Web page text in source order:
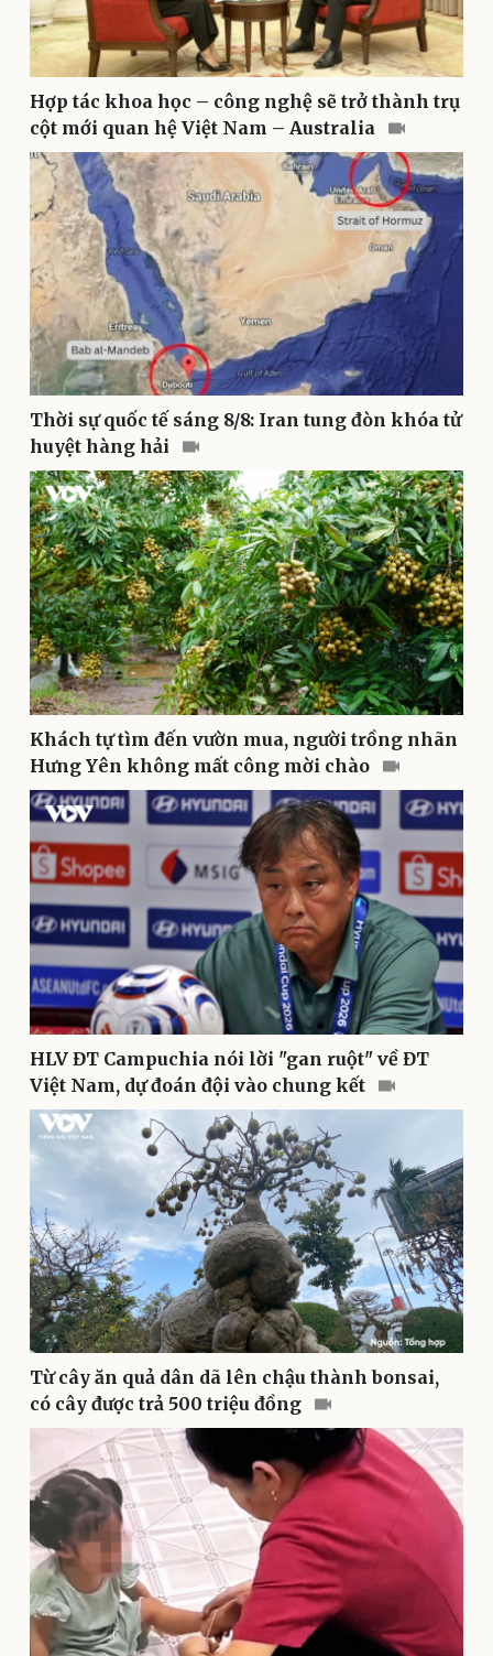
Thể thao
Bóng đá
Lịch thi đấu bóng đá
Thế giới thể thao
eSports
Hậu trường
Ô tô - Xe máy
Ô tô
Xe máy
Tư vấn
Doanh nghiệp
Thông tin doanh nghiệp
Doanh nghiệp 24h
Doanh nhân
Vì cộng đồng
Sành điệu
Tin Công nghệ
Trải nghiệm
Chuyển đổi số
Sức khỏe
Dinh dưỡng - món ngon
Cây thuốc
Nhi khoa
Nam khoa
Làm đẹp - giảm cân
Ăn sạch sống khỏe
Đời sống
Nhà đẹp
Blog
Tình yêu - Gia đình
Văn hóa
Sân khấu - Điện ảnh
Âm nhạc
Di sản
Giải trí
Nghệ sĩ
Thời trang
Sao Việt
Hợp tác khoa học – công nghệ sẽ trở thành trụ
cột mới quan hệ Việt Nam – Australia
Thời sự quốc tế sáng 8/8: Iran tung đòn khóa tử
huyệt hàng hải
Khách tự tìm đến vườn mua, người trồng nhãn
Hưng Yên không mất công mời chào
HLV ĐT Campuchia nói lời "gan ruột" về ĐT
Việt Nam, dự đoán đội vào chung kết
Từ cây ăn quả dân dã lên chậu thành bonsai,
có cây được trả 500 triệu đồng